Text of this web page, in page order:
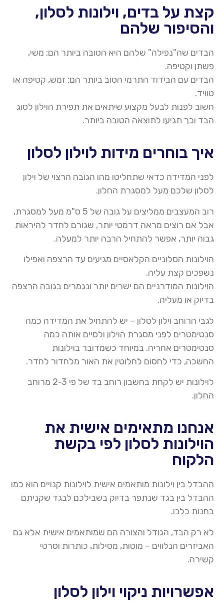
קצת על בדים, וילונות לסלון,
והסיפור שלהם
הבדים שה"נפילה" שלהם היא הטובה ביותר הם: משי,
פשתן וקטיפה.
הבדים עם הבידוד התרמי הטוב ביותר הם: זמש, קטיפה או
טוויד.
חשוב לפנות לבעל מקצוע שיתאים את תפירת הוילון לסוג
הבד וכך תגיעו לתוצאה הטובה ביותר.
איך בוחרים מידות לוילון לסלון
לפני המדידה כדאי שתחליטו מהו הגובה הרצוי של וילון
לסלון שלכם מעל למסגרת החלון.
רוב המעצבים ממליצים על גובה של 5 ס"מ מעל למסגרת,
אבל אם רוצים מראה דרמטי יותר, שגורם לחדר להיראות
גבוה יותר, אפשר להתחיל הרבה יותר למעלה.
הוילונות הסלוניים הקלאסיים מגיעים עד הרצפה ואפילו
נשפכים קצת עליה.
הוילונות המודרניים הם ישרים יותר ונגמרים בגובה הרצפה
בדיוק או מעליה.
לגבי הרוחב וילון לסלון – יש להתחיל את המדידה כמה
סנטימטרים לפני מסגרת הוילון ולסיים אותה כמה
סנטימטרים אחריה. במיוחד כשמדובר בוילונות
החשכה, כדי לחסום לחלוטין את האור מלחדור לחדר.
לוילונות
יש לקחת בחשבון רוחב בד של פי 2-3 מרוחב
החלון.
אנחנו מתאימים אישית את
הוילונות לסלון לפי בקשת
הלקוח
ההבדל בין וילונות מותאמים אישית לוילונות קנויים הוא כמו
ההבדל בין בגד שנתפר בדיוק בשבילכם לבגד שקניתם
בחנות כלבו.
לא רק הבד, הגודל והצורה הם שמותאמים אישית אלא גם
האביזרים הנלווים – מוטות, מסילות, כותרות וסרטי
קשירה.
אפשרויות ניקוי וילון לסלון